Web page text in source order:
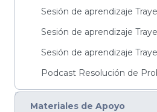
Materiales de Apoyo